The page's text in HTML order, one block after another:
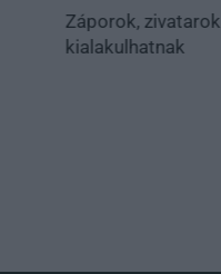
Záporok, zivatarok
kialakulhatnak